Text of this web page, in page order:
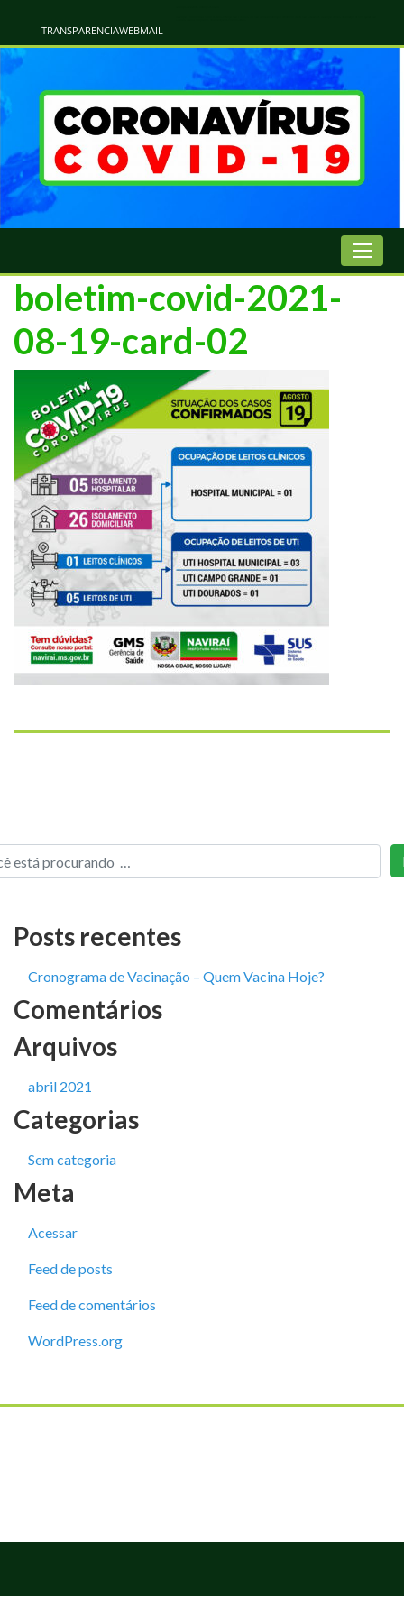
TRANSPARENCIAWEBMAIL
boletim-covid-2021-
08-19-card-02
Posts recentes
Cronograma de Vacinação – Quem Vacina Hoje?
Comentários
Arquivos
abril 2021
Categorias
Sem categoria
Meta
Acessar
Feed de posts
Feed de comentários
WordPress.org